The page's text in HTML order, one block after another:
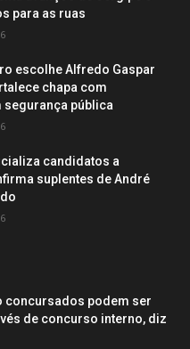
para as ruas
escolhe Alfredo Gaspar
chapa com
segurança pública
candidatos a
suplentes de André
concursados podem ser
de concurso interno, diz